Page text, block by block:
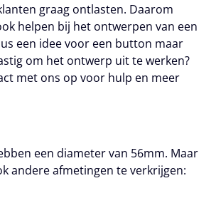
graag ontlasten. Daarom
helpen bij het ontwerpen van een
een idee voor een button maar
om het ontwerp uit te werken?
met ons op voor hulp en meer
een diameter van 56mm. Maar
andere afmetingen te verkrijgen: